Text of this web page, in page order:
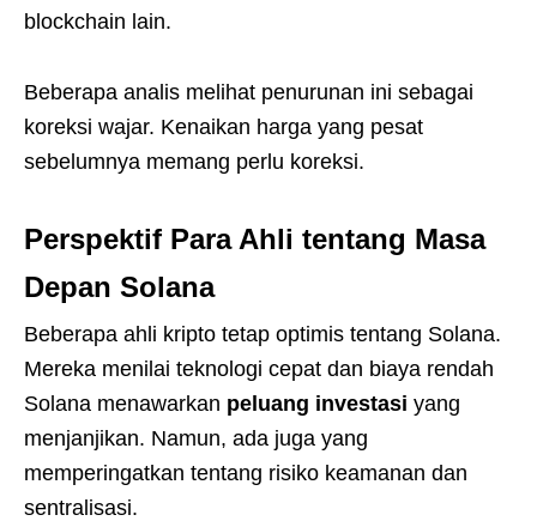
blockchain lain.
Beberapa analis melihat penurunan ini sebagai
koreksi wajar. Kenaikan harga yang pesat
sebelumnya memang perlu koreksi.
Perspektif Para Ahli tentang Masa
Depan Solana
Beberapa ahli kripto tetap optimis tentang Solana.
Mereka menilai teknologi cepat dan biaya rendah
Solana menawarkan peluang investasi yang
menjanjikan. Namun, ada juga yang
memperingatkan tentang risiko keamanan dan
sentralisasi.